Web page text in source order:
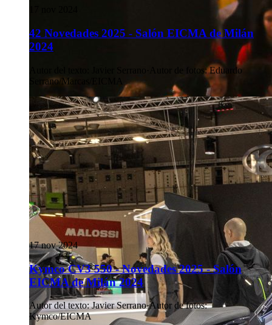
42 Novedades 2025 - Salón EICMA de Milán
2024
Autor de fotos: Eduardo
Serrano/Marcas/EICMA
17 nov 2024
Kymco CV3 550 - Novedades 2025 - Salón
EICMA de Milán 2024
Autor del texto: Javier Serrano·Autor de fotos:
Kymco/EICMA